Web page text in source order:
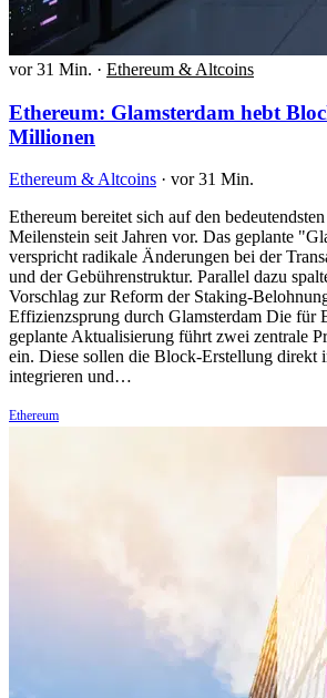
vor 31 Min. · Ethereum & Altcoins
Ethereum: Glamsterdam hebt
Millionen
Ethereum & Altcoins · vor 31 Min.
Ethereum bereitet sich auf den
Meilenstein seit Jahren vor. Das geplante
verspricht radikale Änderungen bei der
und der Gebührenstruktur. Parallel dazu
Vorschlag zur Reform der Staking-
Effizienzsprung durch Glamsterdam Die für
geplante Aktualisierung führt zwei zentrale
ein. Diese sollen die Block-Erstellung direkt
integrieren und…
Ethereum